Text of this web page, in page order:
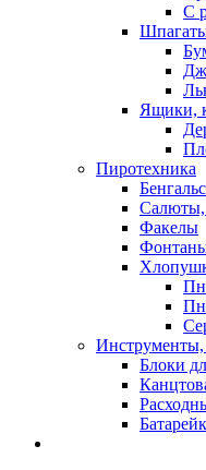
С
Ящики,
Пиротехника
Салюты,
Факелы
Блоки